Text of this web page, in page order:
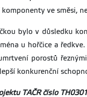
ve směsi,
bylo v důsledku
u hořčice a
porostů
konkurenční
TAČR číslo